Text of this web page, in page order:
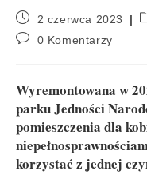
2 czerwca 2023
0 Komentarzy
Wyremontowana w
parku Jedności
pomieszczenia dla
korzystać z jednej